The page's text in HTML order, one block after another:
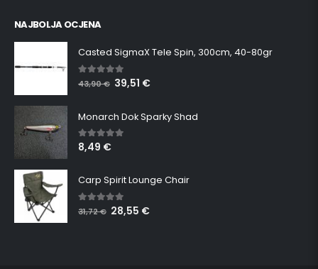
NAJBOLJA OCJENA
Casted SigmaX Tele Spin, 300cm, 40-80gr
5.00out of 5
43,90€ 39,51 €
Monarch Dok Sparky Shad
5.00 out of 5
8,49 €
Carp Spirit Lounge Chair
5.00 out of 5
31,72€ 28,55 €